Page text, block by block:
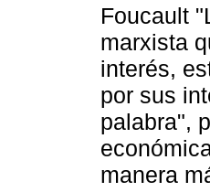
Foucault
marxista
interés,
por sus
palabra",
manera